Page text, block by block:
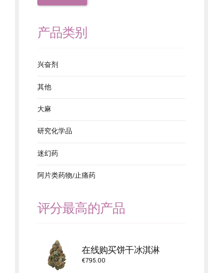
产品类别
兴奋剂
其他
大麻
研究化学品
迷幻药
阿片类药物/止痛药
评分最高的产品
在线购买饼干冰淇淋
€795.00